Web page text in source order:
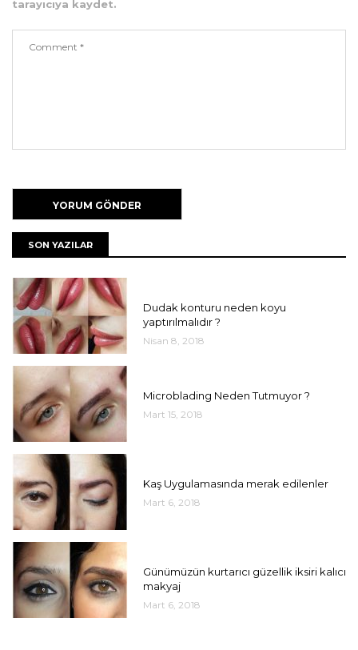
tarayıcıya kaydet.
SON YAZILAR
Dudak konturu neden koyu
yaptırılmalıdır ?
Nisan 8, 2018
Microblading Neden Tutmuyor ?
Mart 15, 2018
Kaş Uygulamasında merak edilenler
Mart 6, 2018
Günümüzün kurtarıcı güzellik iksiri kalıcı
makyaj
Mart 6, 2018